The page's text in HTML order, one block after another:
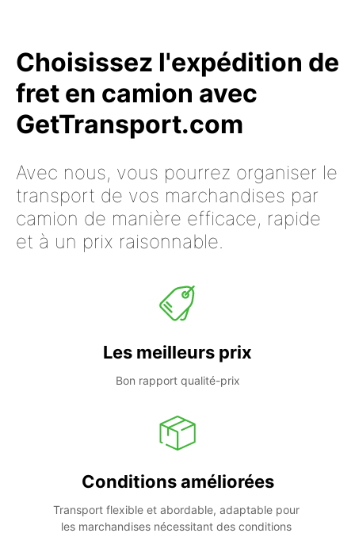
Choisissez l'expédition de
fret en camion avec
GetTransport.com
Avec nous, vous pourrez organiser le
transport de vos marchandises par
camion de manière efficace, rapide
et à un prix raisonnable.
Les meilleurs prix
Bon rapport qualité-prix
Conditions améliorées
Transport flexible et abordable, adaptable pour
les marchandises nécessitant des conditions